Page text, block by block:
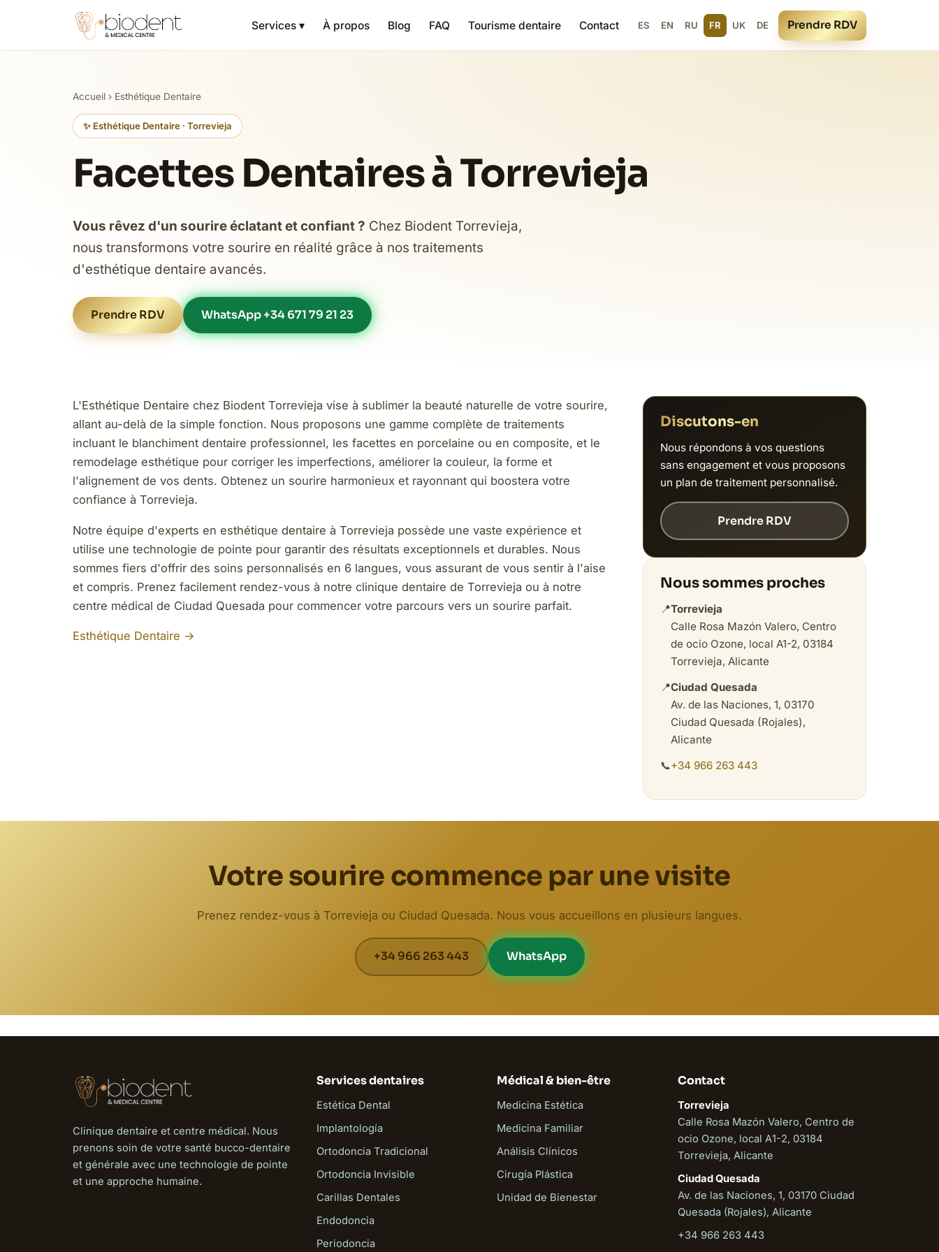
Services ▾ À propos Blog FAQ Tourisme dentaire Contact ES EN RU FR UK DE Prendre RDV
Accueil › Esthétique Dentaire
✨ Esthétique Dentaire · Torrevieja
Facettes Dentaires à Torrevieja
Vous rêvez d'un sourire éclatant et confiant ? Chez Biodent Torrevieja,
nous transformons votre sourire en réalité grâce à nos traitements
d'esthétique dentaire avancés.
Prendre RDV WhatsApp +34 671 79 21 23
L'Esthétique Dentaire chez Biodent Torrevieja vise à sublimer la beauté naturelle de votre sourire,
allant au-delà de la simple fonction. Nous proposons une gamme complète de traitements
incluant le blanchiment dentaire professionnel, les facettes en porcelaine ou en composite, et le
remodelage esthétique pour corriger les imperfections, améliorer la couleur, la forme et
l'alignement de vos dents. Obtenez un sourire harmonieux et rayonnant qui boostera votre
confiance à Torrevieja.
Notre équipe d'experts en esthétique dentaire à Torrevieja possède une vaste expérience et
utilise une technologie de pointe pour garantir des résultats exceptionnels et durables. Nous
sommes fiers d'offrir des soins personnalisés en 6 langues, vous assurant de vous sentir à l'aise
et compris. Prenez facilement rendez-vous à notre clinique dentaire de Torrevieja ou à notre
centre médical de Ciudad Quesada pour commencer votre parcours vers un sourire parfait.
Esthétique Dentaire →
Discutons-en
Nous répondons à vos questions
sans engagement et vous proposons
un plan de traitement personnalisé.
Prendre RDV
Nous sommes proches
📍Torrevieja
Calle Rosa Mazón Valero, Centro
de ocio Ozone, local A1-2, 03184
Torrevieja, Alicante
📍Ciudad Quesada
Av. de las Naciones, 1, 03170
Ciudad Quesada (Rojales),
Alicante
📞+34 966 263 443
Votre sourire commence par une visite
Prenez rendez-vous à Torrevieja ou Ciudad Quesada. Nous vous accueillons en plusieurs langues.
+34 966 263 443 WhatsApp
Clinique dentaire et centre médical. Nous
prenons soin de votre santé bucco-dentaire
et générale avec une technologie de pointe
et une approche humaine.
Services dentaires
Estética Dental
Implantología
Ortodoncia Tradicional
Ortodoncia Invisible
Carillas Dentales
Endodoncia
Periodoncia
Médical & bien-être
Medicina Estética
Medicina Familiar
Análisis Clínicos
Cirugía Plástica
Unidad de Bienestar
Contact
Torrevieja
Calle Rosa Mazón Valero, Centro de
ocio Ozone, local A1-2, 03184
Torrevieja, Alicante
Ciudad Quesada
Av. de las Naciones, 1, 03170 Ciudad
Quesada (Rojales), Alicante
+34 966 263 443